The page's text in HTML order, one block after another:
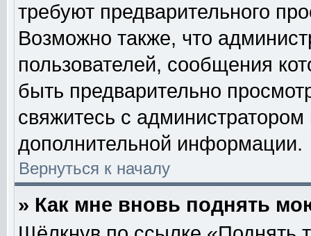
требуют предварительного
Возможно также, что
пользователей, сообщения
быть предварительно
свяжитесь с
дополнительной информации.
Вернуться к началу
» Как мне вновь поднять